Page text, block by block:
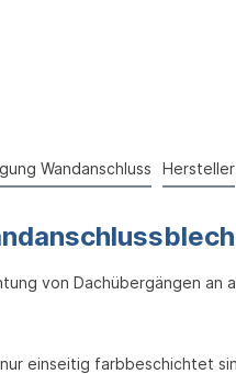
Wandanschluss Hersteller
von Dachübergängen
einseitig farbbeschichtet